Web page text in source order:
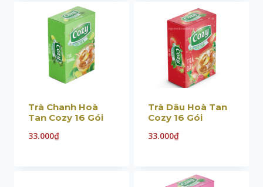
Trà Chanh Hoà
Tan Cozy 16 Gói
33.000₫
Trà Dâu Hoà Tan
Cozy 16 Gói
33.000₫